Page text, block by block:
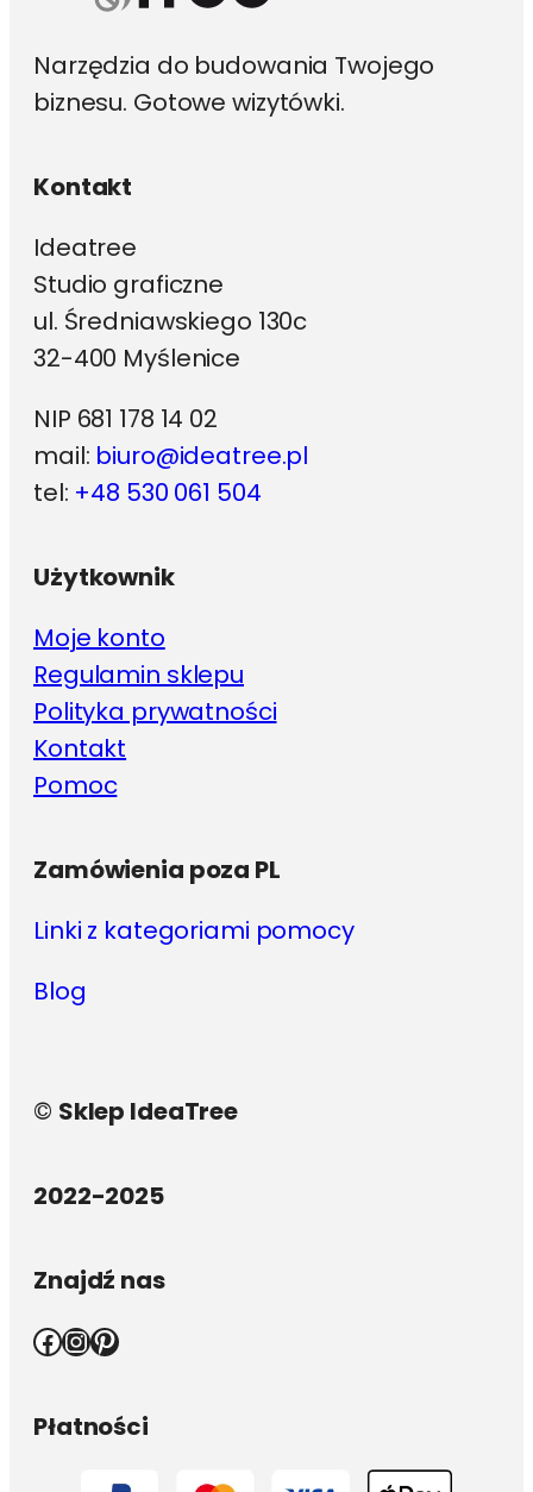
Narzędzia do budowania Twojego
biznesu. Gotowe wizytówki.
Kontakt
Ideatree
Studio graficzne
ul. Średniawskiego 130c
32-400 Myślenice
NIP 681 178 14 02
mail: biuro@ideatree.pl
tel: +48 530 061 504
Użytkownik
Moje konto
Regulamin sklepu
Polityka prywatności
Kontakt
Pomoc
Zamówienia poza PL
Linki z kategoriami pomocy
Blog
© Sklep IdeaTree
2022-2025
Znajdź nas
Facebook InstagramPinterest
Płatności